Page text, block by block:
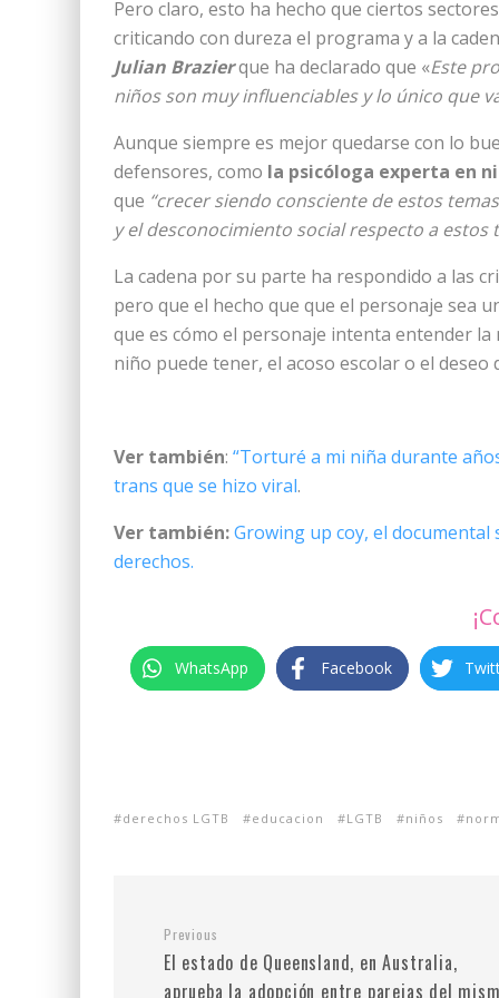
Pero claro, esto ha hecho que ciertos
criticando con dureza el programa y a la
Julian Brazierque ha declarado que «Este
niños son muy influenciables y lo único que
Aunque siempre es mejor quedarse con lo
defensores, como la psicóloga experta en
que “crecer siendo consciente de estos
y el desconocimiento social respecto a estos
La cadena por su parte ha respondido a las
pero que el hecho que que el personaje sea
que es cómo el personaje intenta entender
niño puede tener, el acoso escolar o el deseo
Ver también: “Torturé a mi niña durante
trans que se hizo viral.
Ver también:Growing up coy, el
derechos.
WhatsApp Facebook
derechos LGTB educacion LGTB niños
Previous
El estado de Queensland, en Australia,
aprueba la adopción entre parejas del